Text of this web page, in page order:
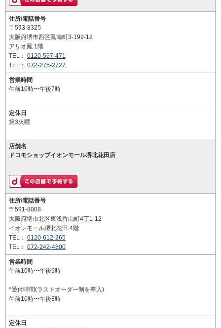
住所/電話番号
〒593-8325
大阪府堺市西区鳳南町3-199-12
アリオ鳳 1階
TEL： 0120-567-471
TEL： 072-275-2727
営業時間
午前10時〜午後7時
定休日
第3火曜
店舗名
ドコモショップイオンモール堺北花田店
住所/電話番号
〒591-8008
大阪府堺市北区東浅香山町4丁1-12
イオンモール堺北花田 4階
TEL： 0120-612-265
TEL： 072-242-4800
営業時間
午前10時〜午後9時
*受付時間(ラストオーダー制を導入)
午前10時〜午後8時
定休日